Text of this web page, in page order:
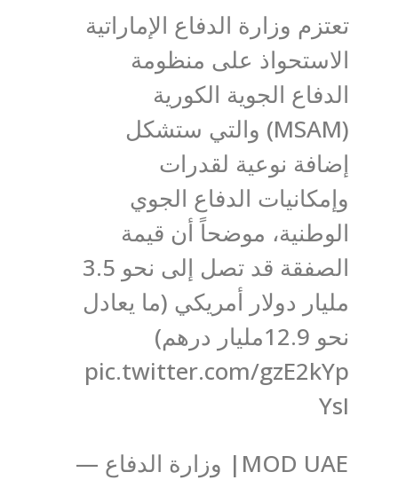
تعتزم وزارة الدفاع الإماراتية
الاستحواذ على منظومة
الدفاع الجوية الكورية
(MSAM) والتي ستشكل
إضافة نوعية لقدرات
وإمكانيات الدفاع الجوي
الوطنية، موضحاً أن قيمة
الصفقة قد تصل إلى نحو 3.5
مليار دولار أمريكي (ما يعادل
نحو 12.9مليار درهم)
pic.twitter.com/gzE2kYp
YsI
— وزارة الدفاع |MOD UAE